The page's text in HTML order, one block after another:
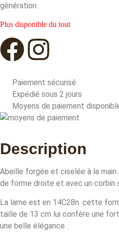
génération.
Plus disponible du tout
Paiement sécurisé
Expédié sous 2 jours
Moyens de paiement
Description
Abeille forgée et ciselée à la main
de forme droite et avec un corbin
La lame est en 14C28n. cette
taille de 13 cm lui confère une
une belle élégance .